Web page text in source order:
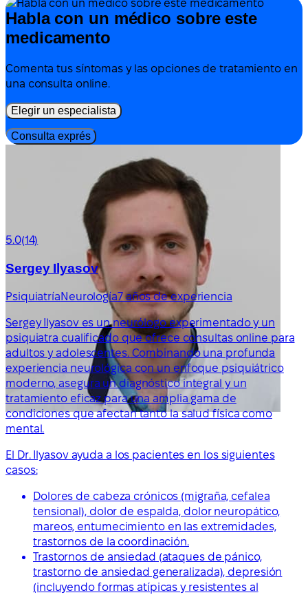
Habla con un médico sobre este
medicamento
Comenta tus síntomas y las opciones de tratamiento en
una consulta online.
Elegir un especialista
Consulta exprés
5.0(14)
Sergey Ilyasov
PsiquiatríaNeurología7 años de experiencia
Sergey Ilyasov es un neurólogo experimentado y un
psiquiatra cualificado que ofrece consultas online para
adultos y adolescentes. Combinando una profunda
experiencia neurológica con un enfoque psiquiátrico
moderno, asegura un diagnóstico integral y un
tratamiento eficaz para una amplia gama de
condiciones que afectan tanto la salud física como
mental.
El Dr. Ilyasov ayuda a los pacientes en los siguientes
casos:
Dolores de cabeza crónicos (migraña, cefalea
tensional), dolor de espalda, dolor neuropático,
mareos, entumecimiento en las extremidades,
trastornos de la coordinación.
Trastornos de ansiedad (ataques de pánico,
trastorno de ansiedad generalizada), depresión
(incluyendo formas atípicas y resistentes al